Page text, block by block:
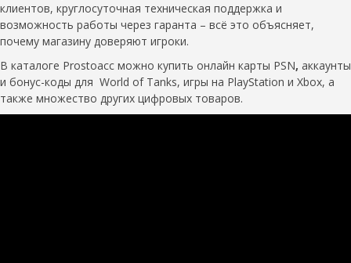
клиентов, круглосуточная техническая поддержка и
возможность работы через гаранта – всё это объясняет,
почему магазину доверяют игроки.
В каталоге Prostoacc можно купить онлайн карты PSN, аккаунты
и бонус-коды для World of Tanks, игры на PlayStation и Xbox, а
также множество других цифровых товаров.